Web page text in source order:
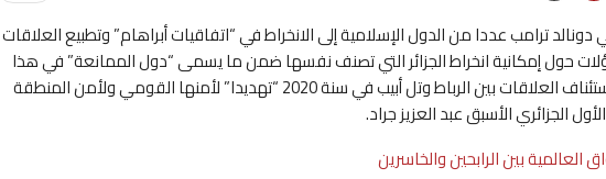
ترامب عددا من الدول الإسلامية إلى الانخراط في “اتفاقيات أبراهام” وتطبيع العلاقات
حول إمكانية انخراط الجزائر التي تصنف نفسها ضمن ما يسمى “دول الممانعة” في هذا
المسار، خاصة في ظل اعتبارها استئناف العلاقات بين الرباط وتل أبيب في سنة 2020 “تهديدا” لأمنها القومي ولأمن المنطقة
الجزائري الأسبق عبد العزيز جراد.
العالمية بين الرابحين والخاسرين